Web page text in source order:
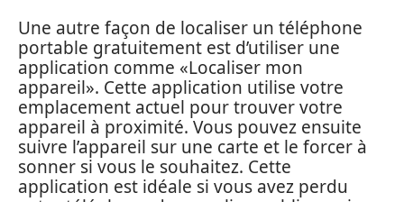
Une autre façon de localiser un téléphone
portable gratuitement est d’utiliser une
application comme «Localiser mon
appareil». Cette application utilise votre
emplacement actuel pour trouver votre
appareil à proximité. Vous pouvez ensuite
suivre l’appareil sur une carte et le forcer à
sonner si vous le souhaitez. Cette
application est idéale si vous avez perdu